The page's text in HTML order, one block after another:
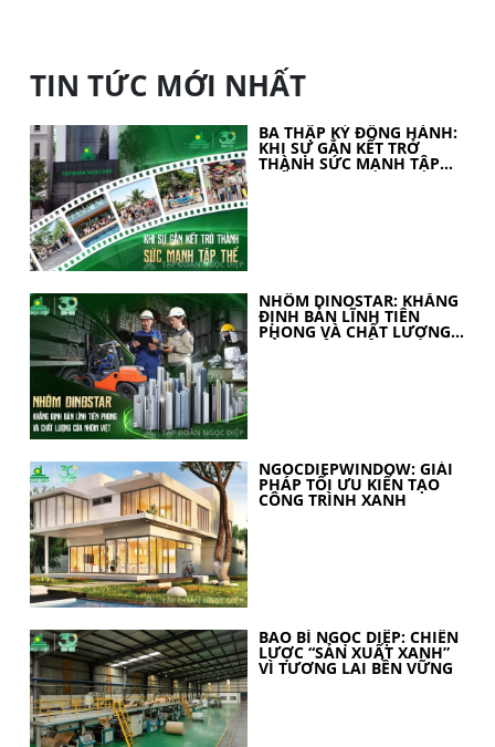
TIN TỨC MỚI NHẤT
BA THẬP KỶ ĐỒNG HÀNH:
KHI SỰ GẮN KẾT TRỞ
THÀNH SỨC MẠNH TẬP
NHÔM DINOSTAR: KHẲNG
ĐỊNH BẢN LĨNH TIÊN
PHONG VÀ CHẤT LƯỢNG
NGOCDIEPWINDOW: GIẢI
PHÁP TỐI ƯU KIẾN TẠO
CÔNG TRÌNH XANH
BAO BÌ NGỌC DIỆP: CHIẾN
LƯỢC “SẢN XUẤT XANH”
VÌ TƯƠNG LAI BỀN VỮNG